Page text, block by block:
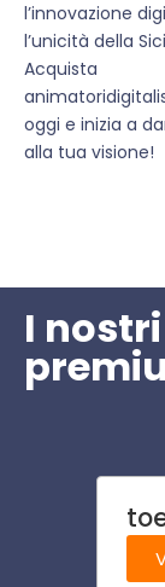
l’innovazione
l’unicità della
Acquista
oggi e inizia a
alla tua visione!
I